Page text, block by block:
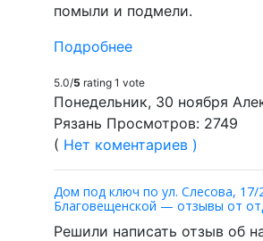
помыли и подмели.
Подробнее
5.0/5 rating 1 vote
Понедельник, 30 ноября
Рязань Просмотров: 2749
( Нет коментариев )
Дом под ключ по ул. Слесова, 17/
Благовещенской — отзывы от
Решили написать отзыв об